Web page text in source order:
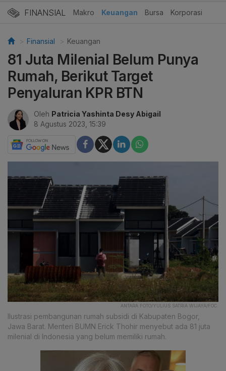
FINANSIAL Makro Keuangan Bursa Korporasi
Finansial Keuangan
81 Juta Milenial Belum Punya
Rumah, Berikut Target
Penyaluran KPR BTN
Oleh Patricia Yashinta Desy Abigail
8 Agustus 2023, 15:39
ANTARA FOTO/YULIUS SATRIA WIJAYA/FOC.
Ilustrasi pembangunan rumah subsidi di Kabupaten Bogor,
Jawa Barat. Menteri BUMN Erick Thohir menyebut ada 81 juta
milenial di Indonesia yang belum memiliki rumah.